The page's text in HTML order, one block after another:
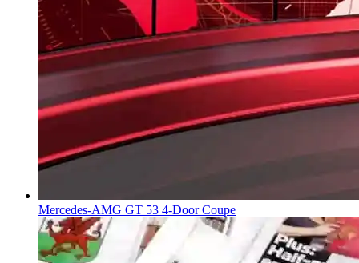
Mercedes-AMG GT 53 4-Door Coupe